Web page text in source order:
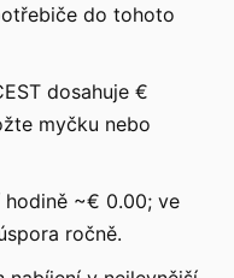
do tohoto
dosahuje €
myčku nebo
hodině ~€ 0.00; ve
ročně.